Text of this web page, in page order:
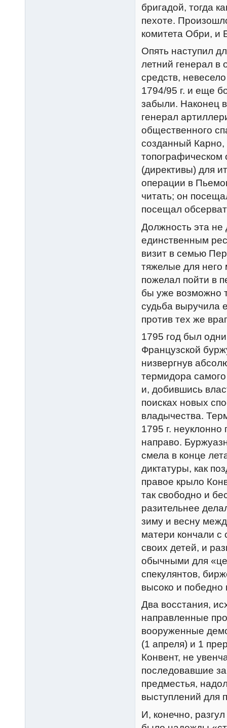
бригадой, тогда
пехоте.
комитета Обри, и
Опять наступил
летний генерал в
средств,
1794/95 г. и еще
забыли. Наконец в
генерал
общественного
созданный
топографическом
(директивы) для
операции в
читать; он
посещал
Должность эта не
единственным
визит в семью
тяжелые для него
пожелал пойти в
бы уже возможно
судьба выручила
против тех же
1795 год был
Французской
низвергнув
термидора
и, добившись
поисках новых
владычества.
1795 г.
направо.
смела в конце
диктатуры, как
правое крыло
так свободно и
разительнее
зиму и весну
матери кончали с
своих детей, и
обычными для
спекулянтов,
высоко и победно
Два восстания,
направленные
вооруженные
(1 апреля) и 1
Конвент, не
последовавшие
предместья,
выступлений для
И, конечно,